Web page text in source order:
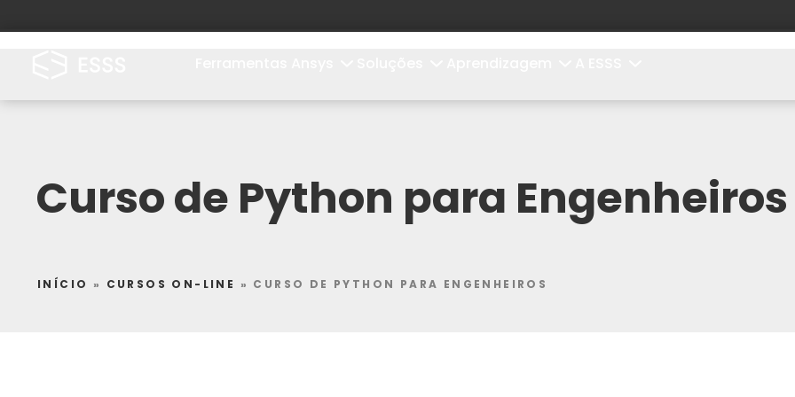
Curso de Python para Engenheiros
INÍCIO » CURSOS ON-LINE » CURSO DE PYTHON PARA ENGENHEIROS